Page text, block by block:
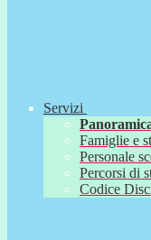
Servizi
Famiglie e
Personale
Percorsi di
Codice